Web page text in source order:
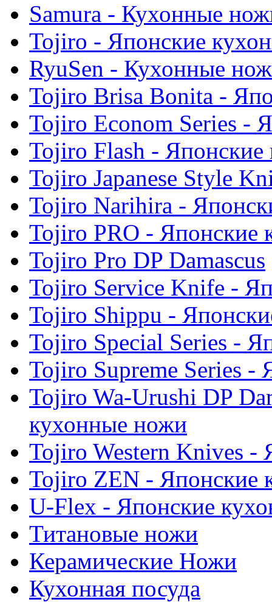
Samura - Кухонные
Tojiro - Японские
RyuSen - Кухонные
Tojiro Brisa Bonita -
Tojiro Econom Series -
Tojiro Flash -
Tojiro Japanese Style
Tojiro Narihira -
Tojiro PRO - Японские
Tojiro Pro DP Damascus
Tojiro Service Knife -
Tojiro Shippu -
Tojiro Special Series -
Tojiro Supreme Series -
Tojiro Wa-Urushi DP
кухонные ножи
Tojiro Western Knives -
Tojiro ZEN - Японские
U-Flex - Японские
Титановые ножи
Керамические Ножи
Кухонная посуда